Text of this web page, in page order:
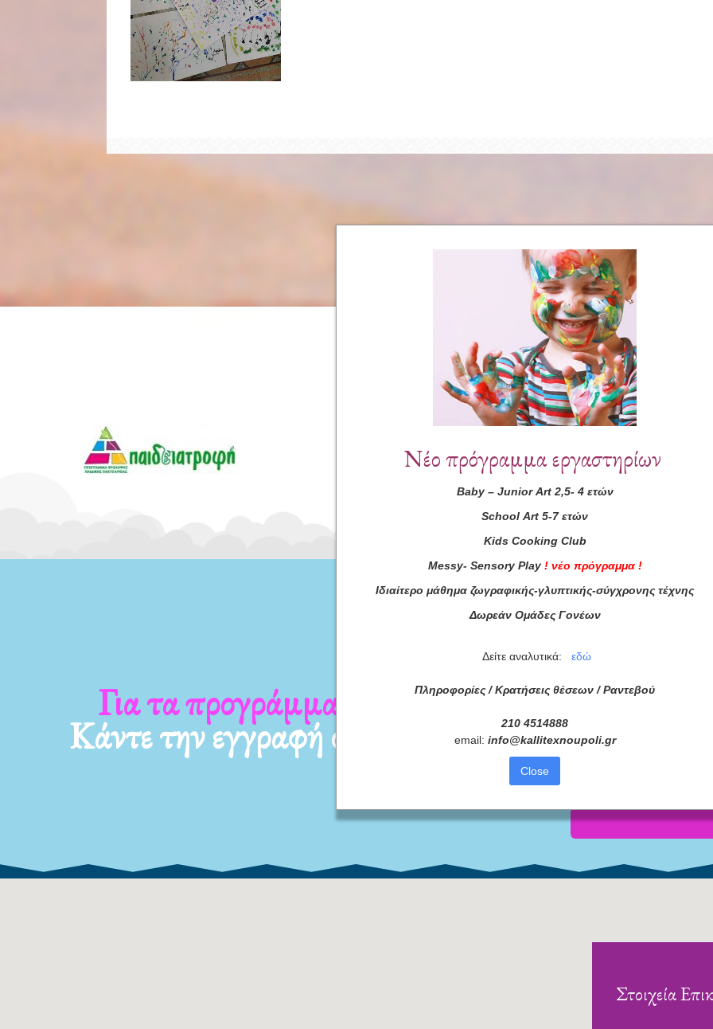
Συνεργάτες
τα νέα μας Για τα προγράμματά μας
Κάντε την εγγραφή σας τώρα!
Στοιχεία
Νέο πρόγραμμα εργαστηρίων
Baby– Junior Art2,5- 4 ετών
School Art 5-7 ετών
Kids Cooking Club
Messy- Sensory Play ! νέο πρόγραμμα !
Ιδιαίτερο μάθημα ζωγραφικής-γλυπτικής-σύγχρονης τέχνης
Δωρεάν Ομάδες Γονέων
Δείτε αναλυτικά: εδώ
Πληροφορίες / Κρατήσεις θέσεων / Ραντεβού
210 4514888
email: info@kallitexnoupoli.gr
Close